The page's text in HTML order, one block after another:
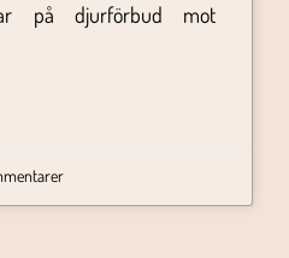
på djurförbud mot